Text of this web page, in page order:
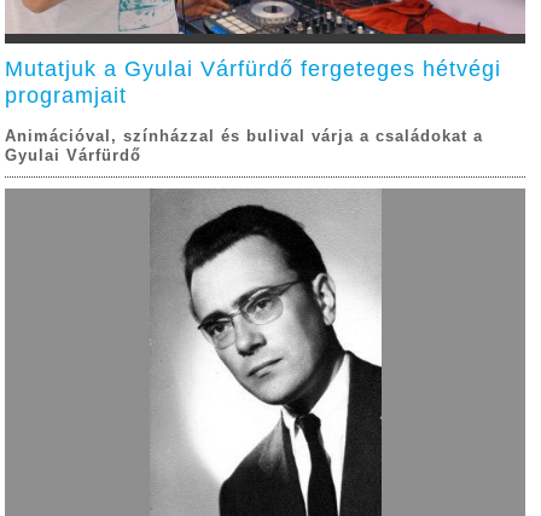
Mutatjuk a Gyulai Várfürdő fergeteges hétvégi
programjait
Animációval, színházzal és bulival várja a családokat a
Gyulai Várfürdő